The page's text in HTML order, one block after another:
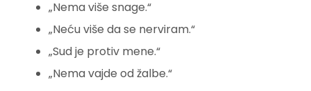
„Nema više snage.“
„Neću više da se nerviram.“
„Sud je protiv mene.“
„Nema vajde od žalbe.“